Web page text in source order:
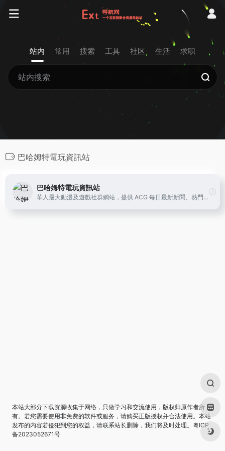
站内 常用 搜索 工具 社区 生活 求职
巴哈姆特電玩資訊站
巴哈姆特電玩資訊站
華人最大動漫及遊戲社群網站，提供 ACG 每日最新新聞、熱門排行榜，以及豐富的討論交流空間，還有精采的個人影音實況、部落格文章。
本站大部分下载资源收集于网络，只做学习和交流使用，版权归原作者所
有。若您需要使用非免费的软件或服务，请购买正版授权并合法使用。本站
发布的内容若侵犯到您的权益，请联系站长删除，我们将及时处理。 粤ICP
备2023052671号